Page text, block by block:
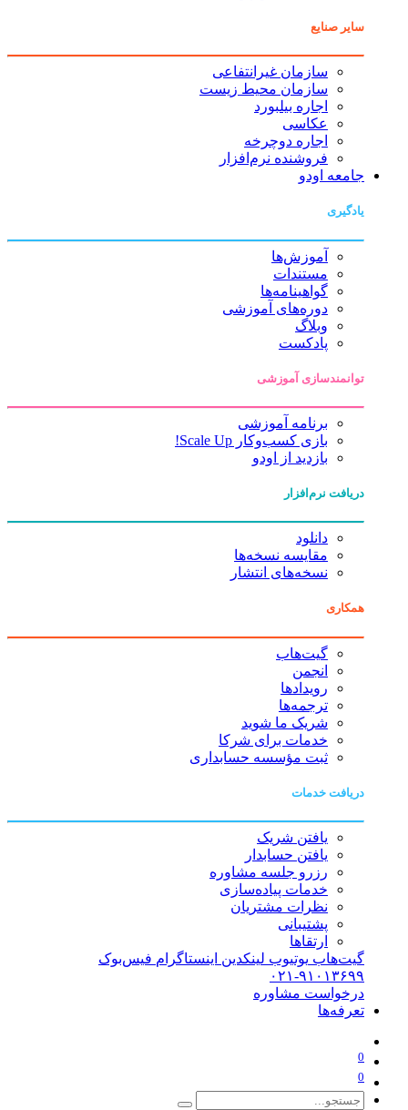
سایر صنایع
سازمان غیرانتفاعی
سازمان محیط زیست
اجاره بیلبورد
عکاسی
اجاره دوچرخه
فروشنده نرم‌افزار
جامعه اودو
یادگیری
آموزش‌ها
مستندات
گواهینامه‌ها
دوره‌های آموزشی
وبلاگ
پادکست
توانمندسازی آموزشی
برنامه آموزشی
بازی کسب‌وکار Scale Up!
بازدید از اودو
دریافت نرم‌افزار
دانلود
مقایسه نسخه‌ها
نسخه‌های انتشار
همکاری
گیت‌هاب
انجمن
رویدادها
ترجمه‌ها
شریک ما شوید
خدمات برای شرکا
ثبت مؤسسه حسابداری
دریافت خدمات
یافتن شریک
یافتن حسابدار
رزرو جلسه مشاوره
خدمات پیاده‌سازی
نظرات مشتریان
پشتیبانی
ارتقاها
گیت‌هاب یوتیوب لینکدین اینستاگرام فیس‌بوک
۰۲۱-۹۱۰۱۳۶۹۹
درخواست مشاوره
تعرفه‌ها
0
0